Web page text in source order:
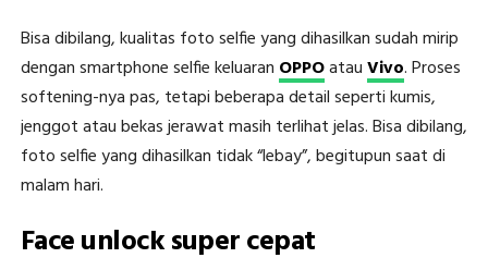
Bisa dibilang, kualitas foto selfie yang dihasilkan sudah mirip
dengan smartphone selfie keluaran OPPOatauVivo. Proses
softening-nya pas, tetapi beberapa detail seperti kumis,
jenggot atau bekas jerawat masih terlihat jelas. Bisa dibilang,
foto selfie yang dihasilkan tidak “lebay”, begitupun saat di
malam hari.
Face unlock super cepat